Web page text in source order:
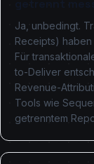
Ja, unbedingt.
Receipts)
Für
to-Deliver
Revenue-
Tools wie
getrenntem